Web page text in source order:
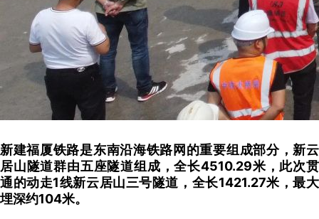
新建福厦铁路是东南沿海铁路网的重要组成部分，新云
居山隧道群由五座隧道组成，全长4510.29米，此次贯
通的动走1线新云居山三号隧道，全长1421.27米，最大
埋深约104米。